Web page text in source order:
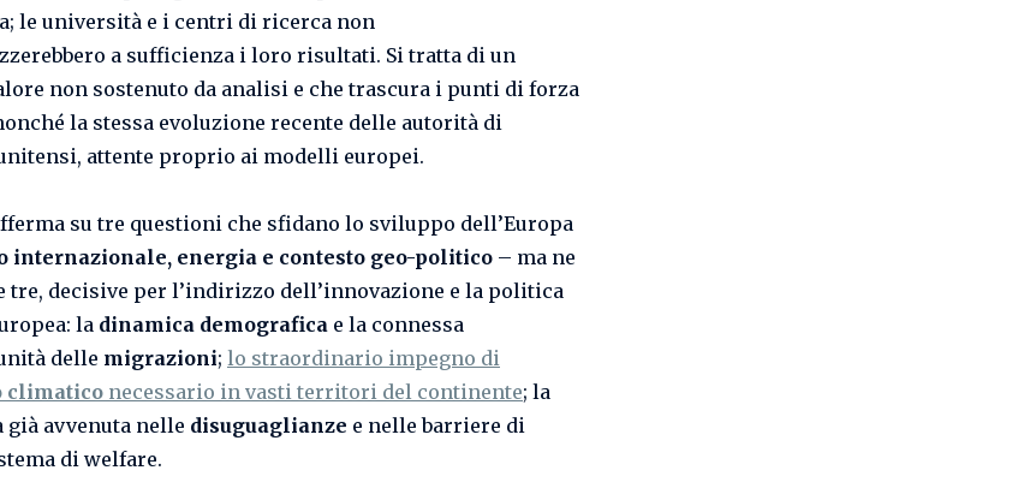
le università e i centri di ricerca non
a sufficienza i loro risultati. Si tratta di un
non sostenuto da analisi e che trascura i punti di forza
la stessa evoluzione recente delle autorità di
attente proprio ai modelli europei.
su tre questioni che sfidano lo sviluppo dell’Europa
internazionale, energia e contesto geo-politico – ma ne
tre, decisive per l’indirizzo dell’innovazione e la politica
la dinamica demografica e la connessa
delle migrazioni; lo straordinario impegno di
climatico necessario in vasti territori del continente; la
avvenuta nelle disuguaglianze e nelle barriere di
di welfare.